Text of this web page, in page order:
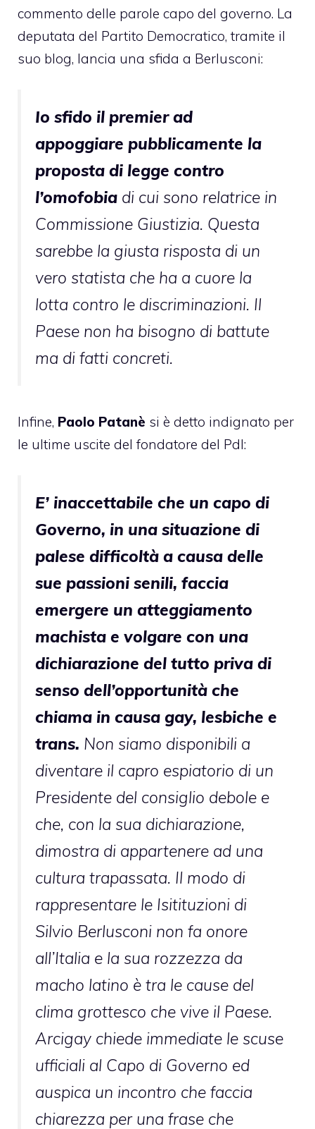
commento delle parole capo del governo. La
deputata del Partito Democratico, tramite il
suo blog, lancia una sfida a Berlusconi:
Io sfido il premier ad
appoggiare pubblicamente la
proposta di legge contro
l’omofobia di cui sono relatrice in
Commissione Giustizia. Questa
sarebbe la giusta risposta di un
vero statista che ha a cuore la
lotta contro le discriminazioni. Il
Paese non ha bisogno di battute
ma di fatti concreti.
Infine, Paolo Patanè si è detto indignato per
le ultime uscite del fondatore del Pdl:
E’ inaccettabile che un capo di
Governo, in una situazione di
palese difficoltà a causa delle
sue passioni senili, faccia
emergere un atteggiamento
machista e volgare con una
dichiarazione del tutto priva di
senso dell’opportunità che
chiama in causa gay, lesbiche e
trans. Non siamo disponibili a
diventare il capro espiatorio di un
Presidente del consiglio debole e
che, con la sua dichiarazione,
dimostra di appartenere ad una
cultura trapassata. Il modo di
rappresentare le Isitituzioni di
Silvio Berlusconi non fa onore
all’Italia e la sua rozzezza da
macho latino è tra le cause del
clima grottesco che vive il Paese.
Arcigay chiede immediate le scuse
ufficiali al Capo di Governo ed
auspica un incontro che faccia
chiarezza per una frase che